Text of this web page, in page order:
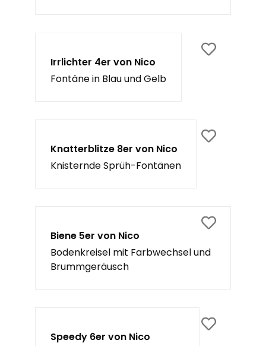
Irrlichter 4er von Nico
Fontäne in Blau und Gelb
Knatterblitze 8er von Nico
Knisternde Sprüh-Fontänen
Biene 5er von Nico
Bodenkreisel mit Farbwechsel und
Brummgeräusch
Speedy 6er von Nico